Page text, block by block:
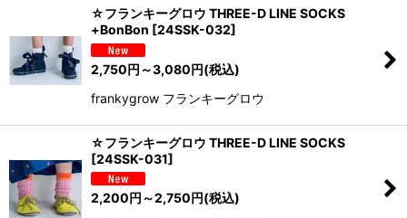
☆フランキーグロウ THREE-D LINE SOCKS
+BonBon [24SSK-032]
2,750円 ～3,080円(税込)
frankygrow フランキーグロウ
☆フランキーグロウ THREE-D LINE SOCKS
[24SSK-031]
2,200円 ～2,750円(税込)